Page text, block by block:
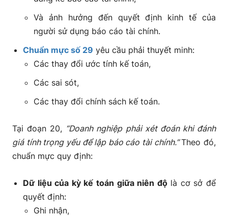
Và ảnh hưởng đến quyết định kinh tế của
người sử dụng báo cáo tài chính.
Chuẩn mực số 29 yêu cầu phải thuyết minh:
Các thay đổi ước tính kế toán,
Các sai sót,
Các thay đổi chính sách kế toán.
Tại đoạn 20, “Doanh nghiệp phải xét đoán khi đánh
giá tính trọng yếu để lập báo cáo tài chính.”Theo đó,
chuẩn mực quy định:
Dữ liệu của kỳ kế toán giữa niên độlà cơ sở để
quyết định:
Ghi nhận,